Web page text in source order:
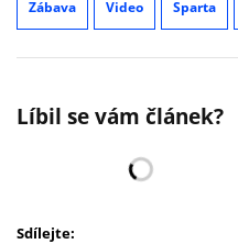
Zábava Video Sparta
Líbil se vám článek?
Sdílejte: